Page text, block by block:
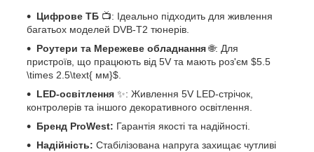
Цифрове ТБ 📺: Ідеально підходить для живлення
багатьох моделей DVB-T2 тюнерів.
Роутери та Мережеве обладнання🌐: Для
пристроїв, що працюють від 5V та мають роз'єм $5.5
\times 2.5\text{ мм}$.
LED-освітлення ✨: Живлення 5V LED-стрічок,
контролерів та іншого декоративного освітлення.
Бренд ProWest: Гарантія якості та надійності.
Надійність: Стабілізована напруга захищає чутливі